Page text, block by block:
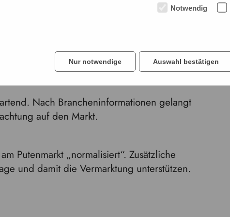
Nach Brancheninformationen gelangt
auf den Markt.
Putenmarkt „normalisiert“. Zusätzliche
und damit die Vermarktung unterstützen.
Notwendig
Nur notwendige Auswahl bestätigen